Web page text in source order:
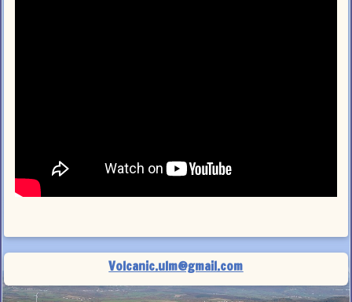
Volcanic.ulm@gmail.com